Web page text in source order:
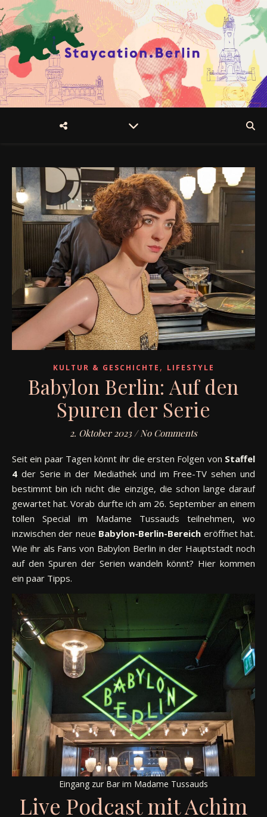
KULTUR & GESCHICHTE , LIFESTYLE
Babylon Berlin: Auf den
Spuren der Serie
2. Oktober 2023 / No Comments
Seit ein paar Tagen könnt ihr die ersten Folgen von Staffel
4 der Serie in der Mediathek und im Free-TV sehen und
bestimmt bin ich nicht die einzige, die schon lange darauf
gewartet hat. Vorab durfte ich am 26. September an einem
tollen Special im Madame Tussauds teilnehmen, wo
inzwischen der neue Babylon-Berlin-Bereich eröffnet hat.
Wie ihr als Fans von Babylon Berlin in der Hauptstadt noch
auf den Spuren der Serien wandeln könnt? Hier kommen
ein paar Tipps.
Eingang zur Bar im Madame Tussauds
Live Podcast mit Achim